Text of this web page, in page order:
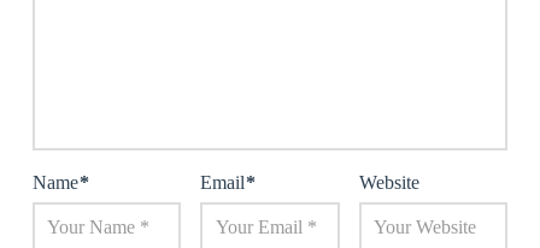
Name* Email* Website